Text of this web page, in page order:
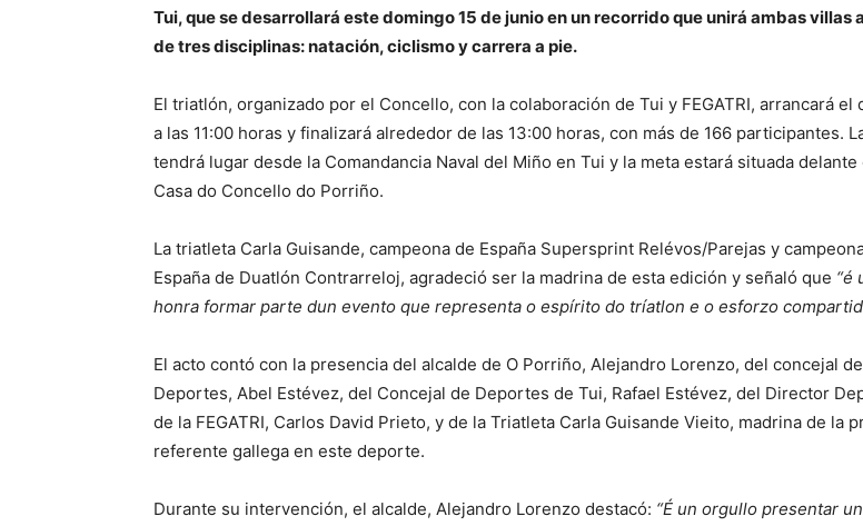
Tui, que se desarrollará este domingo 15 de junio en un recorrido que unirá ambas villas
de tres disciplinas: natación, ciclismo y carrera a pie.
El triatlón, organizado por el Concello, con la colaboración de Tui y FEGATRI, arrancará el
a las 11:00 horas y finalizará alrededor de las 13:00 horas, con más de 166 participantes.
tendrá lugar desde la Comandancia Naval del Miño en Tui y la meta estará situada delante
Casa do Concello do Porriño.
La triatleta Carla Guisande, campeona de España Supersprint Relévos/Parejas y
España de Duatlón Contrarreloj, agradeció ser la madrina de esta edición y señaló que “é
honra formar parte dun evento que representa o espírito do tríatlon e o esforzo
El acto contó con la presencia del alcalde de O Porriño, Alejandro Lorenzo, del concejal de
Deportes, Abel Estévez, del Concejal de Deportes de Tui, Rafael Estévez, del Director
de la FEGATRI, Carlos David Prieto, y de la Triatleta Carla Guisande Vieito, madrina de la
referente gallega en este deporte.
Durante su intervención, el alcalde, Alejandro Lorenzo destacó: “É un orgullo presentar